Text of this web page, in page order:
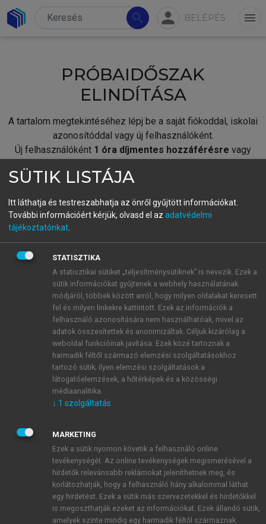
search person BELÉPÉS menu
PRÓBAIDŐSZAK
ELINDÍTÁSA
A tartalom megtekintéséhez lépj be a saját fiókoddal, iskolai
azonosítóddal vagy új felhasználóként.
Új felhasználóként 1 óra díjmentes hozzáférésre vagy
fiókoddal,vagy hozz létre új fiókot.
A regisztráció után apróbaidőszakautomatikusan
BELÉPÉS SAJÁT FIÓKKAL
ÚJ FIÓK LÉTREHOZÁSA
1 óra díjmentes hozzáférés
E-MAIL-CÍM
JELSZÓ
JELSZÓ ÚJRA
Kérek értesítést a MeRSZ újdonságairól, akcióiról.
SÜTIK LISTÁJA
Itt láthatja és testreszabhatja az önről gyűjtött információkat.
További információért kérjük, olvasd el az adatvédelmi
tájékoztatónkat
STATISZTIKA
A statisztikai sütiket „teljesítménysütiknek” is nevezik. Ezek a
sütik információkat gyűjtenek a webhely használatának
módjáról, többek között arról, hogy milyen oldalakat keresett
fel és milyen linkekre kattintott. Ezek az információk a
felhasználó azonosítására nem használhatóak, mivel az
adatok összesítettek és anonimizáltak. Céljuk kizárólag a
weboldal funkcióinak javítása. Ezek közé tartoznak a
harmadik féltől származó elemzési szolgáltatásokhoz
tartozó sütik; ilyen elemzési szolgáltatások a
látogatóelemzések, a hőtérképek és a közösségi
médiaanalitika.
↓ 1 szolgáltatás
MARKETING
Ezek a sütik nyomon követik a felhasználó online
tevékenységét. Az online tevékenységek megismerésével a
hirdetők relevánsabb reklámokat jeleníthetnek meg, és
korlátozhatják, hogy a felhasználó hány alkalommal láthat
egy hirdetést. Ezek a sütik más szervezetekkel és hirdetőkkel
is megoszthatják ezeket az információkat. Ezek állandó sütik,
amelyek szinte mindig egy harmadik féltől származnak.